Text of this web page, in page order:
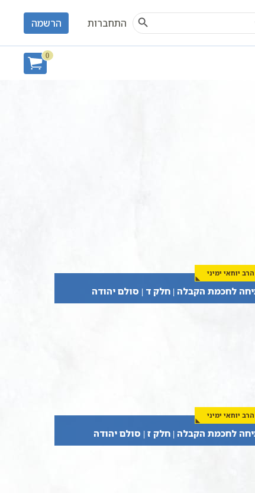
Search Button
התחברות הרשמה
0
הרב יוחאי ימיני
לחכמת הקבלה | חלק ד | סולם יהודה
הרב יוחאי ימיני
לחכמת הקבלה | חלק ז | סולם יהודה